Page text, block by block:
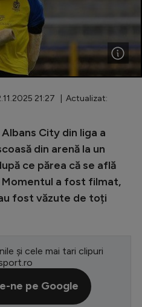
21:27 | Actualizat:
City din liga a
din arenă la un
ce părea că se află
Momentul a fost filmat,
fost văzute de toți
și cele mai tari clipuri
ne pe Google